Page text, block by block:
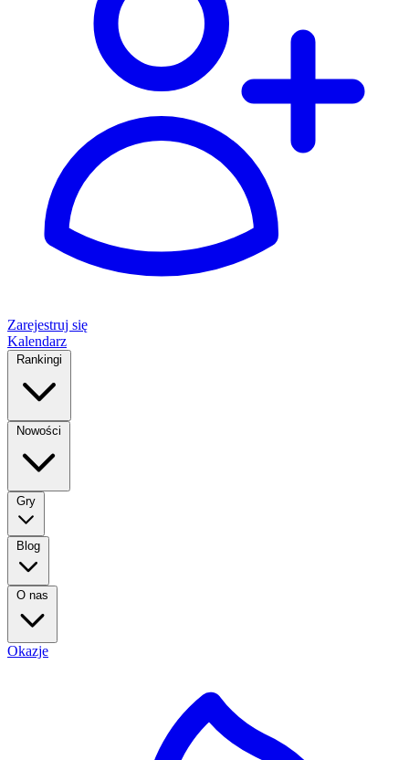
Zarejestruj się
Kalendarz
Rankingi
Nowości
Gry
Blog
O nas
Okazje